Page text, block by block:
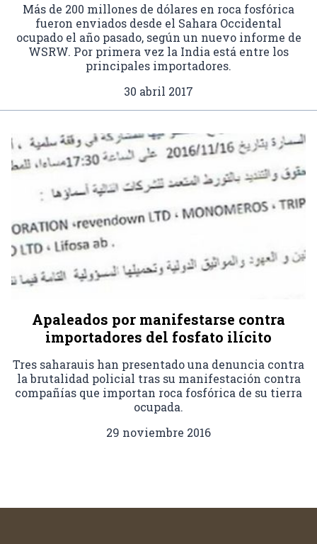
Más de 200 millones de dólares en roca fosfórica
fueron enviados desde el Sahara Occidental
ocupado el año pasado, según un nuevo informe de
WSRW. Por primera vez la India está entre los
principales importadores.
30 abril 2017
Apaleados por manifestarse contra
importadores del fosfato ilícito
Tres saharauis han presentado una denuncia contra
la brutalidad policial tras su manifestación contra
compañías que importan roca fosfórica de su tierra
ocupada.
29 noviembre 2016